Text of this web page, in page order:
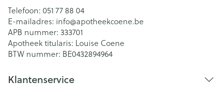
Telefoon: 051 77 88 04
E-mailadres: info@apotheekcoene.be
APB nummer: 333701
Apotheek titularis: Louise Coene
BTW nummer: BE0432894964
Klantenservice